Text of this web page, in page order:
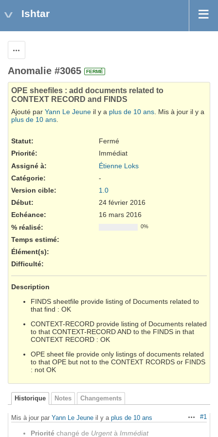
Ishtar
Anomalie #3065 FERMÉ
OPE sheefiles : add documents related to
CONTEXT RECORD and FINDS
Ajouté par Yann Le Jeune il y a plus de 10 ans. Mis à jour il y a
plus de 10 ans.
Statut:
Fermé
Priorité:
Immédiat
Assigné à:
Étienne Loks
Catégorie:
-
Version cible:
1.0
Début:
24 février 2016
Echéance:
16 mars 2016
% réalisé:
0%
Temps estimé:
Élément(s):
Difficulté:
Description
FINDS sheetfile provide listing of Documents related to
that find : OK
CONTEXT-RECORD provide listing of Documents related
to that CONTEXT-RECORD AND to the FINDS in that
CONTEXT RECORD : OK
OPE sheet file provide only listings of documents related
to that OPE but not to the CONTEXT RCORDS or FINDS
: not OK
Historique Notes Changements
Actions
#1
Mis à jour par Yann Le Jeune il y a plus de 10 ans
Priorité changé de Urgentà Immédiat